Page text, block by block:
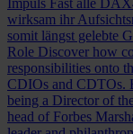
Impuls Fast alle
wirksam ihr
somit längst gelebte
Role Discover how
responsibilities onto
CDIOs and CDTOs.
being a Director of
head of Forbes